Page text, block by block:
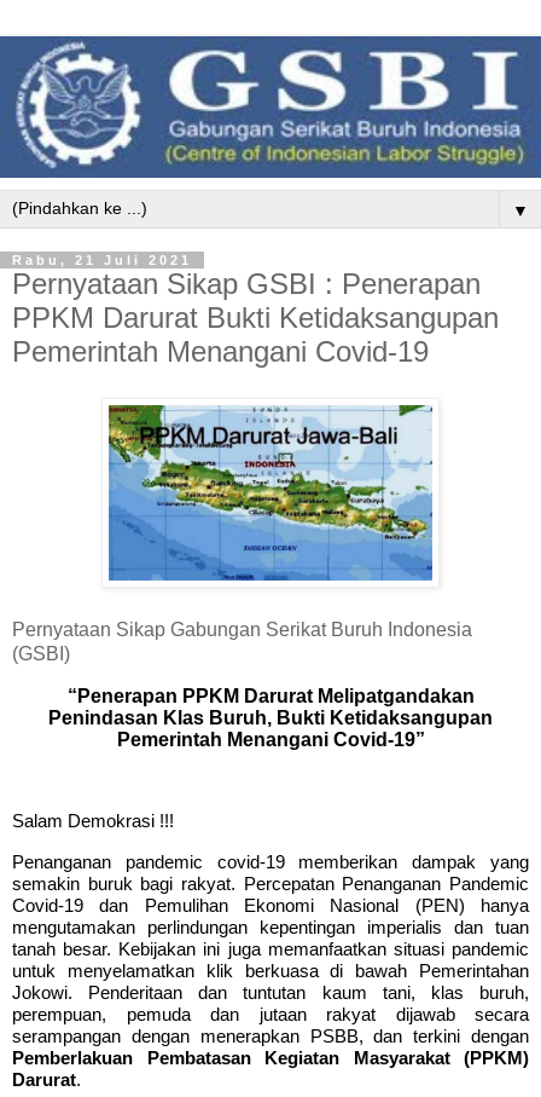
▼
Rabu, 21 Juli 2021
Pernyataan Sikap GSBI : Penerapan
PPKM Darurat Bukti Ketidaksangupan
Pemerintah Menangani Covid-19
Pernyataan Sikap Gabungan Serikat Buruh Indonesia
(GSBI)
“Penerapan PPKM Darurat Melipatgandakan
Penindasan Klas Buruh, Bukti Ketidaksangupan
Pemerintah Menangani Covid-19”
Salam Demokrasi !!!
Penanganan pandemic covid-19 memberikan dampak yang
semakin buruk bagi rakyat. Percepatan Penanganan Pandemic
Covid-19 dan Pemulihan Ekonomi Nasional (PEN) hanya
mengutamakan perlindungan kepentingan imperialis dan tuan
tanah besar. Kebijakan ini juga memanfaatkan situasi pandemic
untuk menyelamatkan klik berkuasa di bawah Pemerintahan
Jokowi. Penderitaan dan tuntutan kaum tani, klas buruh,
perempuan, pemuda dan jutaan rakyat dijawab secara
serampangan dengan menerapkan PSBB, dan terkini dengan
Pemberlakuan Pembatasan Kegiatan Masyarakat (PPKM)
Darurat.